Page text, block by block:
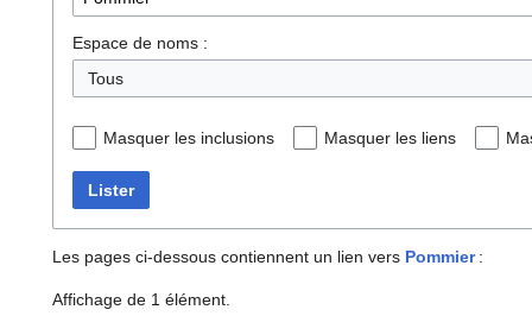
Espace de noms :
Tous
Masquer les inclusions Masquer les liens
Lister
Les pages ci-dessous contiennent un lien vers Pommier:
Affichage de 1 élément.